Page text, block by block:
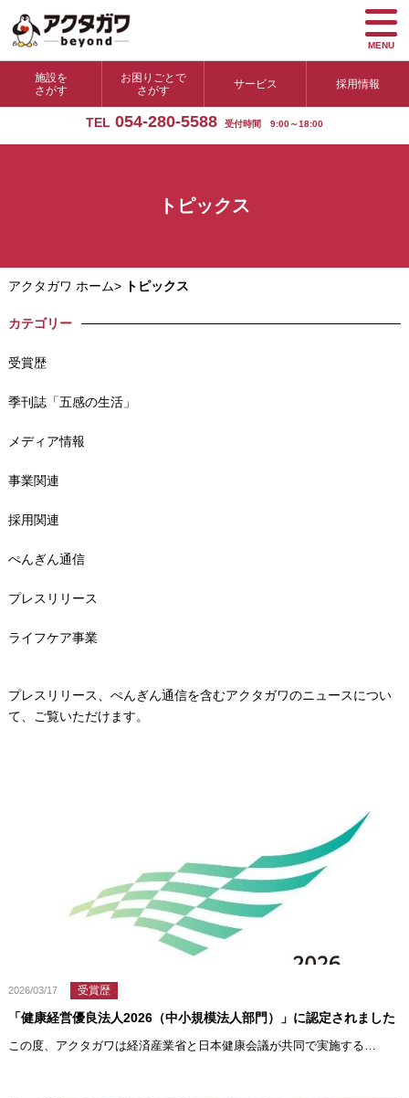
施設を
さがす
お困りごとで
さがす
サービス 採用情報
TEL 054-280-5588 受付時間 9:00～18:00
MENU
トピックス
アクタガワ ホーム> トピックス
カテゴリー
受賞歴
季刊誌「五感の生活」
メディア情報
事業関連
採用関連
ぺんぎん通信
プレスリリース
ライフケア事業
プレスリリース、ぺんぎん通信を含むアクタガワのニュースについ
て、ご覧いただけます。
2026/03/17 受賞歴
「健康経営優良法人2026（中小規模法人部門）」に認定されました
この度、アクタガワは経済産業省と日本健康会議が共同で実施する…